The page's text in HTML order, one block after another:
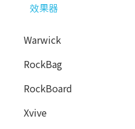
效果器
Warwick
RockBag
RockBoard
Xvive